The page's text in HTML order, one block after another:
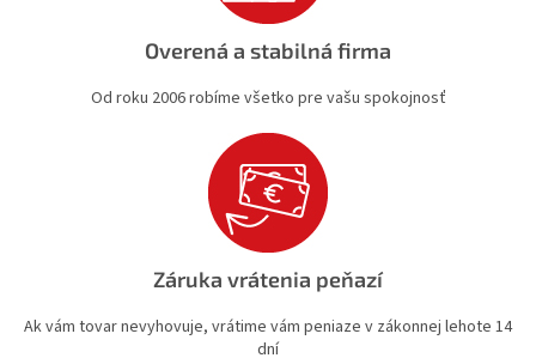
Overená a stabilná firma
Od roku 2006 robíme všetko pre vašu spokojnosť
Záruka vrátenia peňazí
Ak vám tovar nevyhovuje, vrátime vám peniaze v zákonnej lehote 14
dní